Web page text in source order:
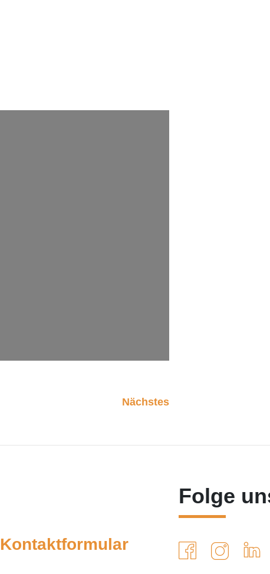
Nächstes
Kontaktformular
Folge